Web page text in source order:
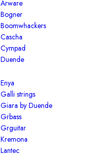
Arware
Bogner
Boomwhackers
Cascha
Cympad
Duende
Enya
Galli strings
Giara by Duende
Grbass
Grguitar
Kremona
Lantec